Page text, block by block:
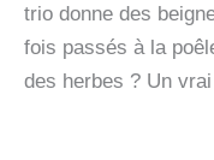
trio donne des
fois passés à la
des herbes ? Un